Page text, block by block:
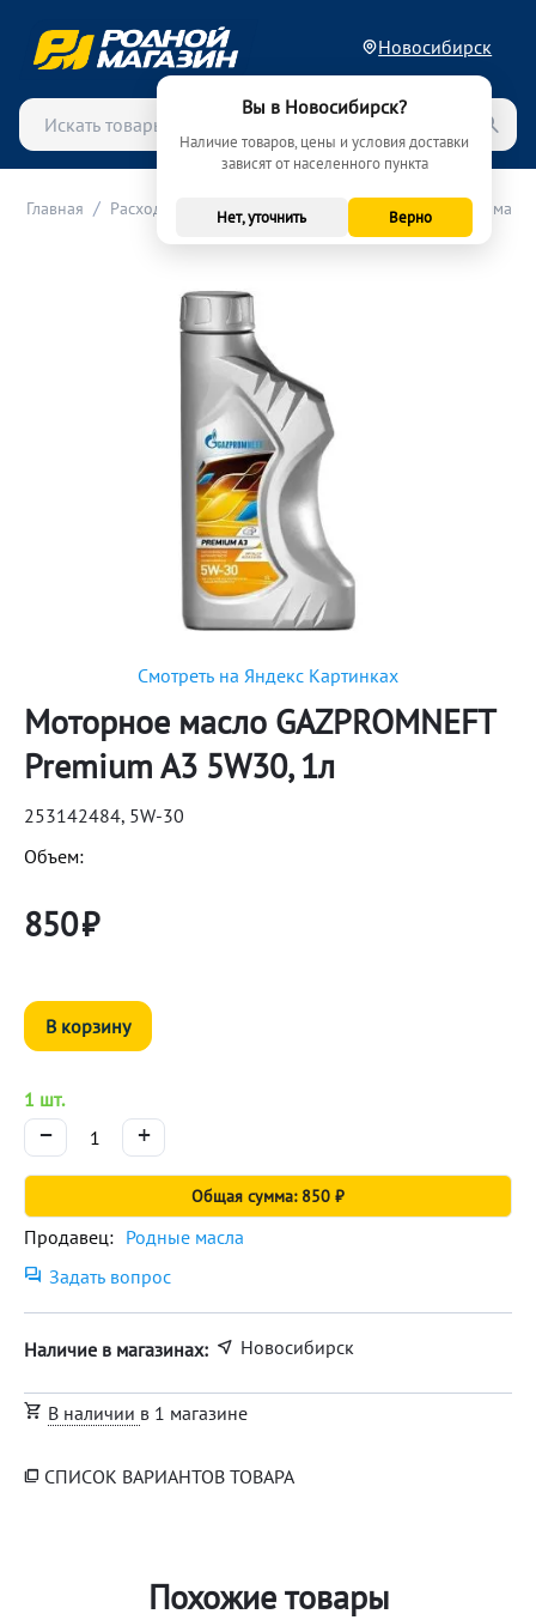
Новосибирск
Вы в Новосибирск?
Наличие товаров, цены и условия доставки
зависят от населенного пункта
Нет, уточнить Верно
Главная / Расходные материалы (ТО) Масла / Моторные масла
Смотреть на Яндекс Картинках
Моторное масло GAZPROMNEFT
Premium A3 5W30, 1л
253142484, 5W-30
Объем:
850₽
В корзину
1 шт.
+
−
Общая сумма: 850 ₽
Продавец: Родные масла
Задать вопрос
Наличие в магазинах: Новосибирск
В наличии в 1 магазине
СПИСОК ВАРИАНТОВ ТОВАРА
Похожие товары